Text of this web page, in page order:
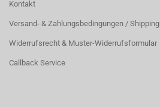
Kontakt
Versand- & Zahlungsbedingungen / Shipping
Widerrufsrecht & Muster-Widerrufsformular
Callback Service